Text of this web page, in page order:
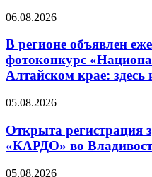
06.08.2026
В регионе объявлен
фотоконкурс
Алтайском крае: здесь
05.08.2026
Открыта регистрация
«КАРДО» во
05.08.2026